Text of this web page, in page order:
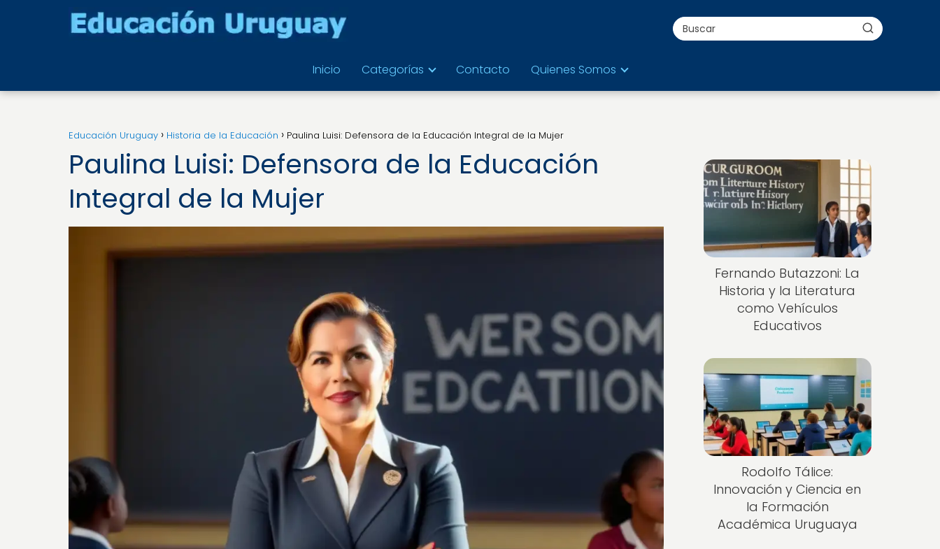
Inicio Categorías Contacto Quienes Somos
Educación Uruguay Historia de la Educación Paulina Luisi: Defensora de la Educación Integral de la Mujer
Paulina Luisi: Defensora de la Educación
Integral de la Mujer
Fernando Butazzoni: La
Historia y la Literatura
como Vehículos
Educativos
Rodolfo Tálice:
Innovación y Ciencia en
la Formación
Académica Uruguaya